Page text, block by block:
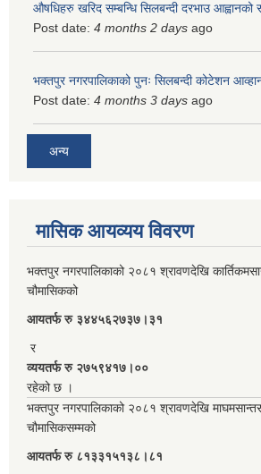
औषधिहरु खरिद सम्बन्धि सिलबन्दी दरभाउ आह्वानको
Post date: 4 months 2 days ago
भक्तपुर नगरपालिकाको पुनः सिलबन्दी कोटेशन
Post date: 4 months 3 days ago
अन्य
मासिक आयव्यय विवरण
भक्तपुर नगरपालिकाको २०८१ श्रावणदेखि
चौमासिकको
आयतर्फ रु‌ ३४४५६२७३७।३१
र
व्ययतर्फ रु २७५९४१७।००
रहेको छ ।
भक्तपुर नगरपालिकाको २०८१ श्रावणदेखि
चौमासिकसम्मको
आयतर्फ रु‌ ८१३३१५१३८।८१